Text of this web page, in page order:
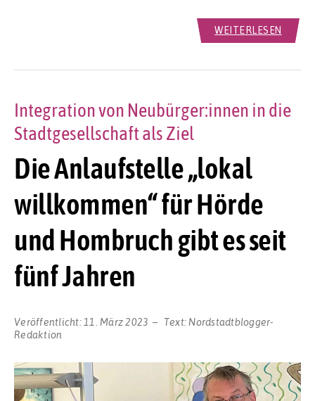
WEITERLESEN
Die Anlaufstelle „lokal
willkommen“ für Hörde
und Hombruch gibt es seit
fünf Jahren
Integration von Neubürger:innen in die
Stadtgesellschaft als Ziel
Veröffentlicht: 11. März 2023 Text: Nordstadtblogger-
Redaktion